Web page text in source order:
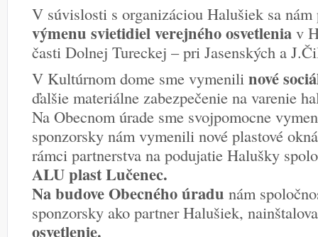
V súvislosti s organizáciou Halušiek sa
výmenu svietidiel verejného osvetleniav
časti Dolnej Tureckej – pri Jasenských a
V Kultúrnom dome sme vymenili nové
ďalšie materiálne zabezpečenie na varenie
Na Obecnom úrade sme svojpomocne
sponzorsky nám vymenili nové plastové
rámci partnerstva na podujatie Halušky
ALU plast Lučenec.
Na budove Obecného úradu nám
sponzorsky ako partner Halušiek,
osvetlenie.